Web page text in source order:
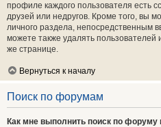
профиле каждого пользователя есть
друзей или недругов. Кроме того, вы
личного раздела, непосредственным
можете также удалять пользователей
же странице.
Вернуться к началу
Поиск по форумам
Как мне выполнить поиск по